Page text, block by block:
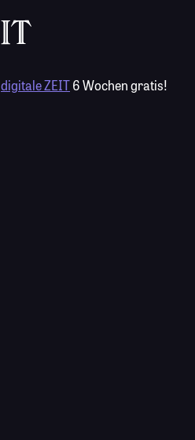
digitale ZEIT6 Wochen gratis!